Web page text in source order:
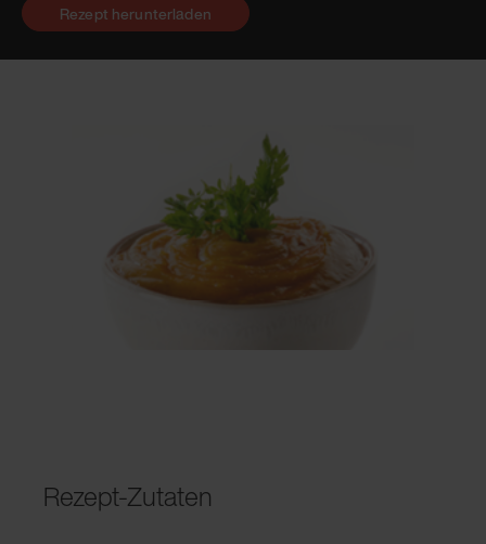
Rezept-Zutaten
Rezept herunterladen